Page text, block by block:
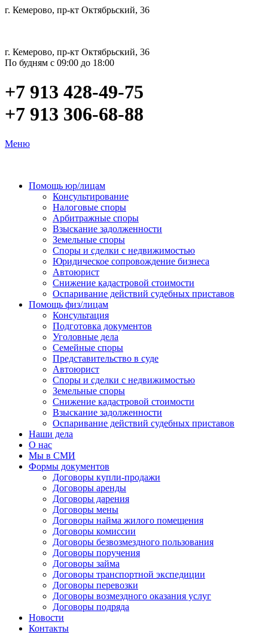
г. Кемерово, пр-кт Октябрьский, 36
г. Кемерово, пр-кт Октябрьский, 36
По будням с 09:00 до 18:00
+7 913 428-49-75
+7 913 306-68-88
Меню
Помощь юр/лицам
Консультирование
Налоговые споры
Арбитражные споры
Взыскание задолженности
Земельные споры
Споры и сделки с недвижимостью
Юридическое сопровождение бизнеса
Автоюрист
Снижение кадастровой стоимости
Оспаривание действий судебных приставов
Помощь физ/лицам
Консультация
Подготовка документов
Уголовные дела
Семейные споры
Представительство в суде
Автоюрист
Споры и сделки с недвижимостью
Земельные споры
Снижение кадастровой стоимости
Взыскание задолженности
Оспаривание действий судебных приставов
Наши дела
О нас
Мы в СМИ
Формы документов
Договоры купли-продажи
Договоры аренды
Договоры дарения
Договоры мены
Договоры найма жилого помещения
Договоры комиссии
Договоры безвозмездного пользования
Договоры поручения
Договоры займа
Договоры транспортной экспедиции
Договоры перевозки
Договоры возмездного оказания услуг
Договоры подряда
Новости
Контакты